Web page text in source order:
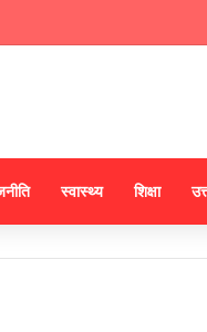
स्वास्थ्य शिक्षा